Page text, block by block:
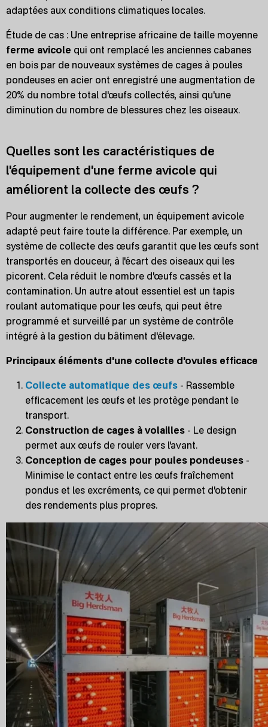
adaptées aux conditions climatiques locales.
Étude de cas : Une entreprise africaine de taille moyenne
ferme avicole qui ont remplacé les anciennes cabanes
en bois par de nouveaux systèmes de cages à poules
pondeuses en acier ont enregistré une augmentation de
20% du nombre total d'œufs collectés, ainsi qu'une
diminution du nombre de blessures chez les oiseaux.
Quelles sont les caractéristiques de
l'équipement d'une ferme avicole qui
améliorent la collecte des œufs ?
Pour augmenter le rendement, un équipement avicole
adapté peut faire toute la différence. Par exemple, un
système de collecte des œufs garantit que les œufs sont
transportés en douceur, à l'écart des oiseaux qui les
picorent. Cela réduit le nombre d'œufs cassés et la
contamination. Un autre atout essentiel est un tapis
roulant automatique pour les œufs, qui peut être
programmé et surveillé par un système de contrôle
intégré à la gestion du bâtiment d'élevage.
Principaux éléments d'une collecte d'ovules efficace
Collecte automatique des œufs - Rassemble
efficacement les œufs et les protège pendant le
transport.
Construction de cages à volailles - Le design
permet aux œufs de rouler vers l'avant.
Conception de cages pour poules pondeuses -
Minimise le contact entre les œufs fraîchement
pondus et les excréments, ce qui permet d'obtenir
des rendements plus propres.